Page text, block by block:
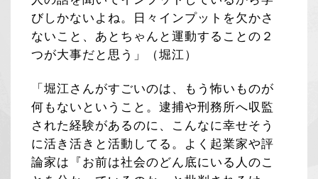
びしかないよね。日々インプットを欠かさ
ないこと、あとちゃんと運動することの２
つが大事だと思う」（堀江）
「堀江さんがすごいのは、もう怖いものが
何もないということ。逮捕や刑務所へ収監
された経験があるのに、こんなに幸せそう
に活き活きと活動してる。よく起業家や評
論家は『お前は社会のどん底にいる人のこ